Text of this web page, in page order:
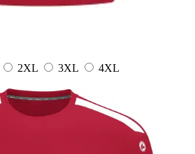
2XL 3XL
4XL